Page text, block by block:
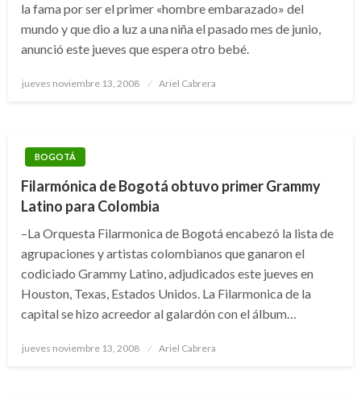
la fama por ser el primer «hombre embarazado» del
mundo y que dio a luz a una niña el pasado mes de junio,
anunció este jueves que espera otro bebé.
Publicado
jueves noviembre 13, 2008 Ariel Cabrera
BOGOTÁ
Filarmónica de Bogotá obtuvo primer Grammy
Latino para Colombia
–La Orquesta Filarmonica de Bogotá encabezó la lista de
agrupaciones y artistas colombianos que ganaron el
codiciado Grammy Latino, adjudicados este jueves en
Houston, Texas, Estados Unidos. La Filarmonica de la
capital se hizo acreedor al galardón con el álbum…
Publicado
jueves noviembre 13, 2008 Ariel Cabrera